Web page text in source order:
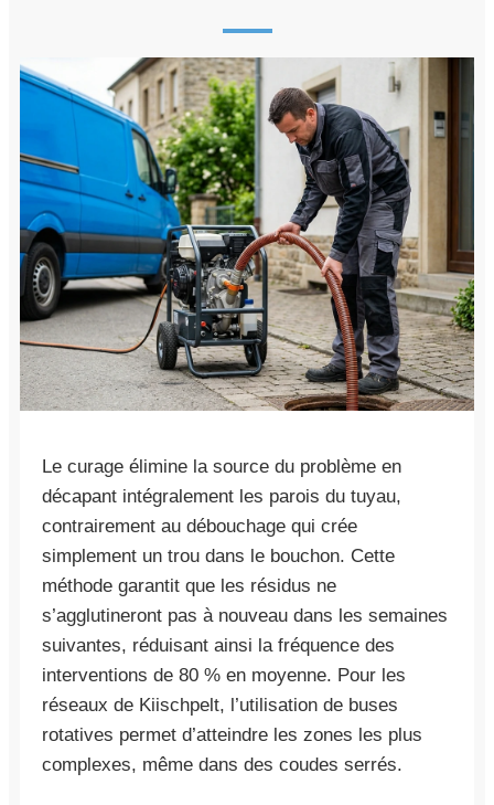
Le curage élimine la source du problème en
décapant intégralement les parois du tuyau,
contrairement au débouchage qui crée
simplement un trou dans le bouchon. Cette
méthode garantit que les résidus ne
s’agglutineront pas à nouveau dans les semaines
suivantes, réduisant ainsi la fréquence des
interventions de 80 % en moyenne. Pour les
réseaux de Kiischpelt, l’utilisation de buses
rotatives permet d’atteindre les zones les plus
complexes, même dans des coudes serrés.